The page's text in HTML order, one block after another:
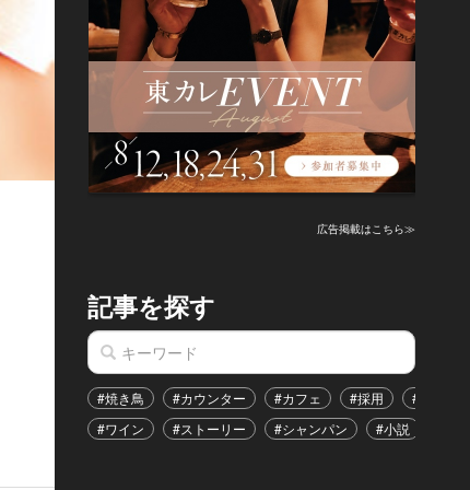
広告掲載はこちら≫
記事を探す
#焼き鳥 #カウンター #カフェ #採用
#恋愛
#ワイン
#ストーリー #シャンパン #小説